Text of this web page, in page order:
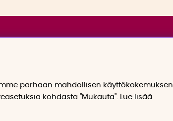
parhaan mahdollisen käyttökokemuksen
kohdasta "Mukauta". Lue lisää